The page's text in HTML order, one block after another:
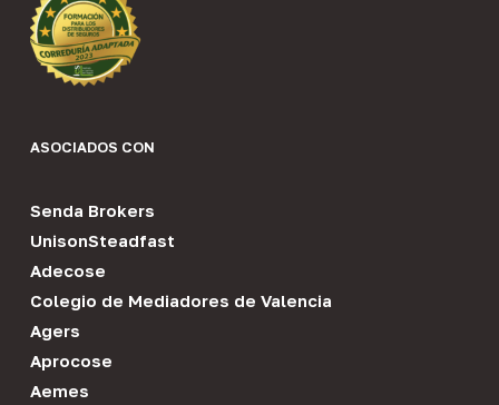
ASOCIADOS CON
Senda Brokers
UnisonSteadfast
Adecose
Colegio de Mediadores de Valencia
Agers
Aprocose
Aemes